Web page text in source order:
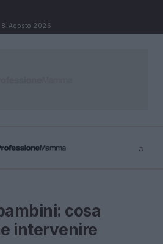
8 Agosto 2026
⌕
cosa
intervenire